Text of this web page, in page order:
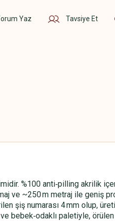
Yaz Tavsiye Et
%100 anti‑pilling akrilik
ve ~250 m metraj ile geniş
şiş numarası 4 mm olup,
bebek‑odaklı paletiyle,